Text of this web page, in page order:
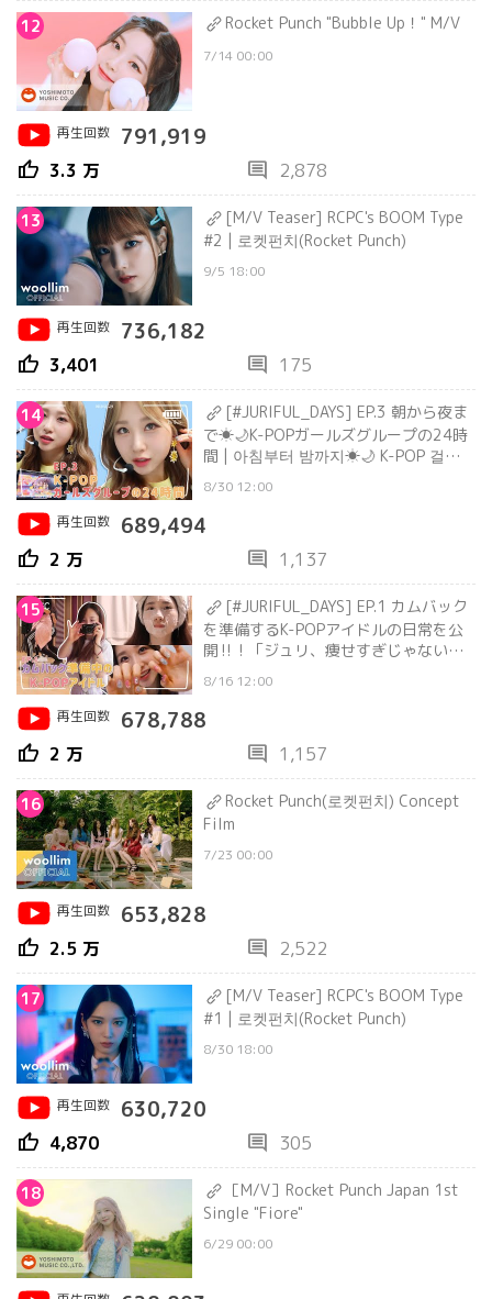
12 Rocket Punch "Bubble Up！" M/V
7/14 00:00
再生回数 791,919
thumb_up 3.3 万 comment 2,878
13
[M/V Teaser] RCPC's BOOM Type
#2 | 로켓펀치(Rocket Punch)
9/5 18:00
再生回数 736,182
thumb_up 3,401 comment 175
14
[#JURIFUL_DAYS] EP.3 朝から夜ま
で☀🌙K-POPガールズグループの24時
間 | 아침부터 밤까지☀🌙 K-POP 걸그룹
8/30 12:00
再生回数
689,494
thumb_up 2 万 comment 1,137
15
[#JURIFUL_DAYS] EP.1 カムバック
を準備するK-POPアイドルの日常を公
開‼ ! 「ジュリ、痩せすぎじゃない？
돌의 일상
8/16 12:00
再生回数
678,788
thumb_up 2 万 comment 1,157
16
Rocket Punch(로켓펀치) Concept
Film
7/23 00:00
再生回数 653,828
thumb_up 2.5 万 comment 2,522
17
[M/V Teaser] RCPC's BOOM Type
#1 | 로켓펀치(Rocket Punch)
8/30 18:00
再生回数 630,720
thumb_up 4,870 comment 305
18
［M/V］Rocket Punch Japan 1st
Single "Fiore"
6/29 00:00